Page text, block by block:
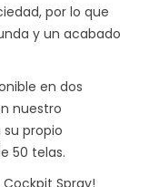
por lo que
y un acabado
en dos
nuestro
su propio
50 telas.
Spray!